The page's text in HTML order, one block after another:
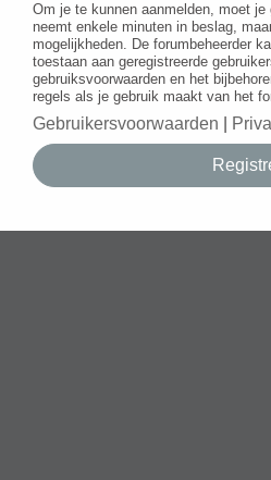
Om je te kunnen aanmelden, moet
neemt enkele minuten in beslag,
mogelijkheden. De forumbeheerder
toestaan aan geregistreerde
gebruiksvoorwaarden en het
regels als je gebruik maakt van het
Gebruikersvoorwaarden